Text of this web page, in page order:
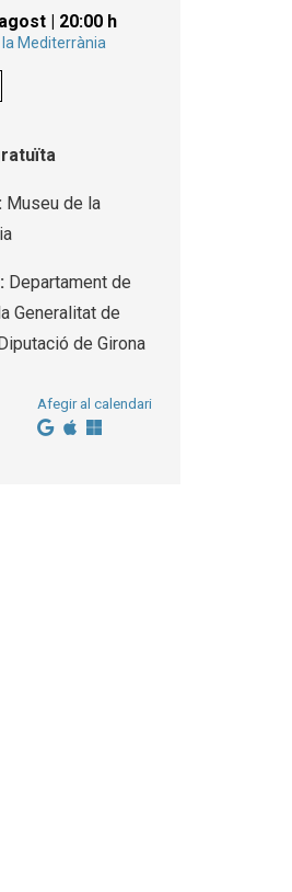
| 20:00 h
Mediterrània
Museu de la
Departament de
Generalitat de
de Girona
Afegir al calendari